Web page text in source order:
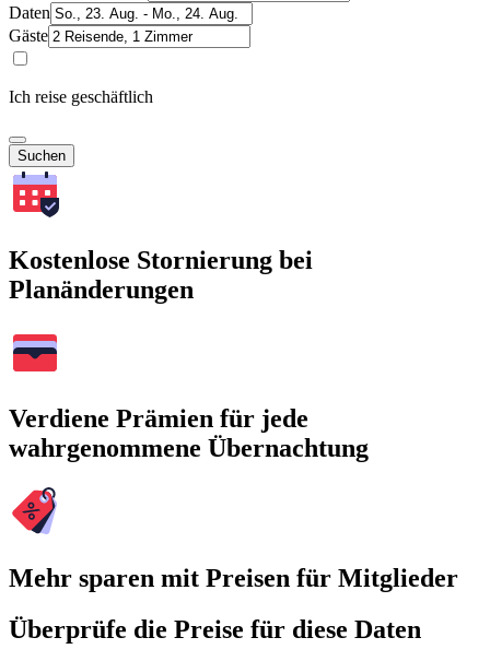
Daten
Gäste
Ich reise geschäftlich
Suchen
Kostenlose Stornierung bei
Planänderungen
Verdiene Prämien für jede
wahrgenommene Übernachtung
Mehr sparen mit Preisen für Mitglieder
Überprüfe die Preise für diese Daten